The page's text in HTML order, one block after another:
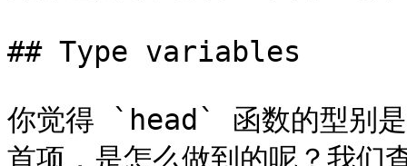
## Type variables
你觉得 `head` 函数的型别
首项，是怎么做到的呢？我们